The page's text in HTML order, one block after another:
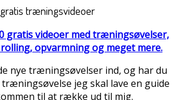
træningsvideoer
gratis videoer med træningsøvelser,
opvarmning og meget mere.
nye træningsøvelser ind, og har du
jeg skal lave en guide
til at række ud til mig.